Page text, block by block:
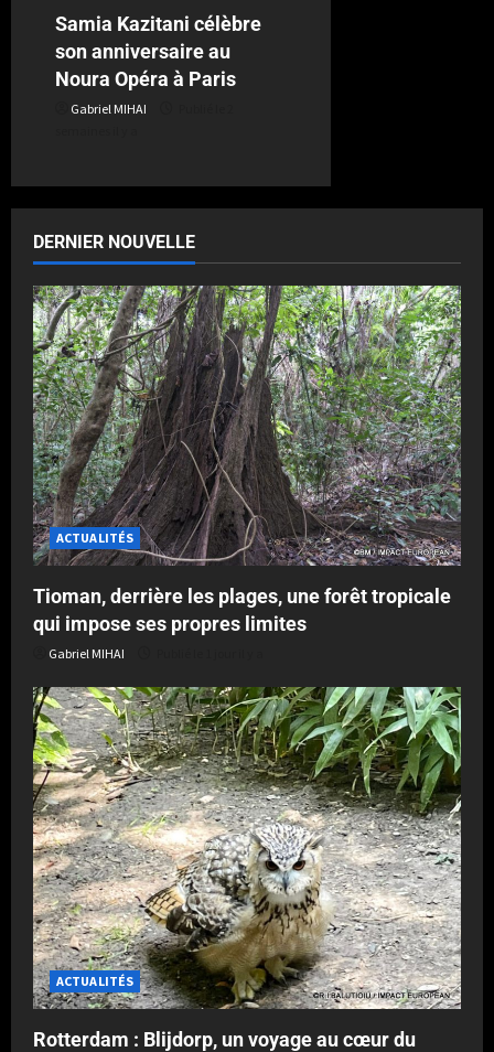
Samia Kazitani célèbre
son anniversaire au
Noura Opéra à Paris
Gabriel MIHAI
DERNIER NOUVELLE
ACTUALITÉS
Tioman, derrière les plages, une forêt tropicale
qui impose ses propres limites
Gabriel MIHAI
ACTUALITÉS
Rotterdam : Blijdorp, un voyage au cœur du